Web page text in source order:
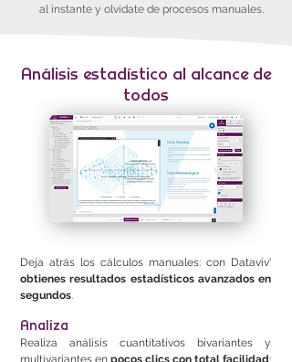
al instante y olvídate de procesos manuales.
Análisis estadístico al alcance de
todos
Deja atrás los cálculos manuales: con Dataviv'
obtienes resultados estadísticos avanzados en
segundos.
Analiza
Realiza análisis cuantitativos bivariantes y
multivariantes en pocos clics con total facilidad: